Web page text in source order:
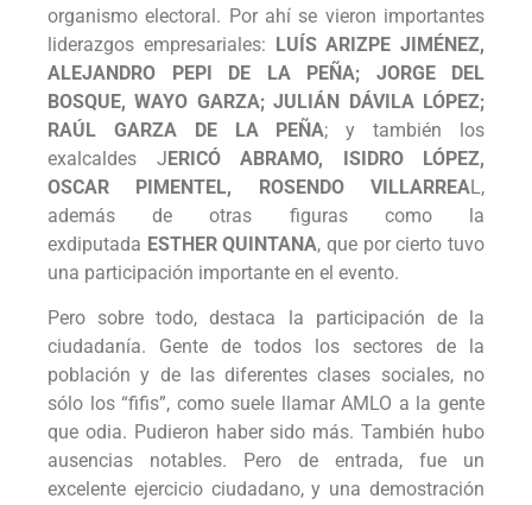
organismo electoral. Por ahí se vieron importantes
liderazgos empresariales: LUÍS ARIZPE JIMÉNEZ,
ALEJANDRO PEPI DE LA PEÑA; JORGE DEL
BOSQUE, WAYO GARZA; JULIÁN DÁVILA LÓPEZ;
RAÚL GARZA DE LA PEÑA; y también los
exalcaldes JERICÓ ABRAMO, ISIDRO LÓPEZ,
OSCAR PIMENTEL, ROSENDO VILLARREAL,
además de otras figuras como la
exdiputada ESTHER QUINTANA, que por cierto tuvo
una participación importante en el evento.
Pero sobre todo, destaca la participación de la
ciudadanía. Gente de todos los sectores de la
población y de las diferentes clases sociales, no
sólo los “fifis”, como suele llamar AMLO a la gente
que odia. Pudieron haber sido más. También hubo
ausencias notables. Pero de entrada, fue un
excelente ejercicio ciudadano, y una demostración